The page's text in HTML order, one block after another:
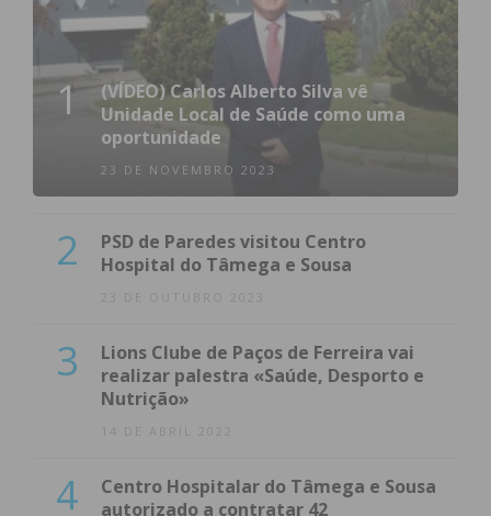
1
(VÍDEO) Carlos Alberto Silva vê
Unidade Local de Saúde como uma
oportunidade
23 DE NOVEMBRO 2023
2
PSD de Paredes visitou Centro
Hospital do Tâmega e Sousa
23 DE OUTUBRO 2023
3
Lions Clube de Paços de Ferreira vai
realizar palestra «Saúde, Desporto e
Nutrição»
14 DE ABRIL 2022
4
Centro Hospitalar do Tâmega e Sousa
autorizado a contratar 42